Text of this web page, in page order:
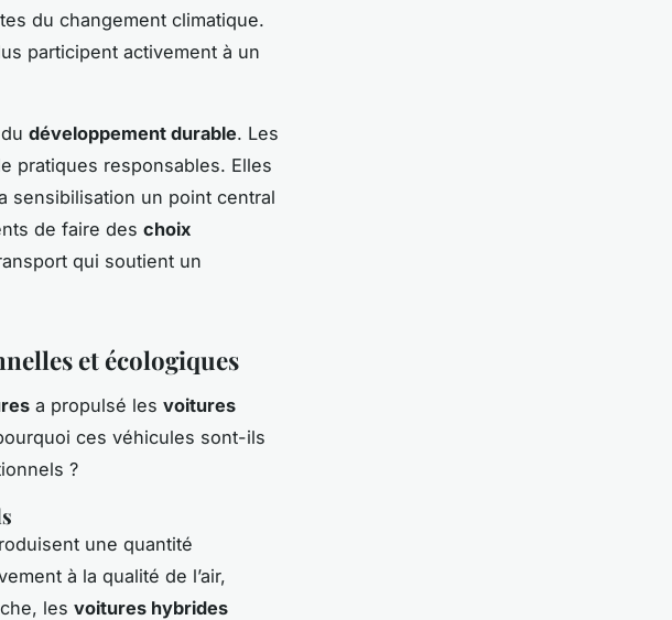
du changement climatique.
participent activement à un
développement durable. Les
pratiques responsables. Elles
sensibilisation un point central
de faire des choix
qui soutient un
et écologiques
a propulsé les voitures
ces véhicules sont-ils
?
une quantité
à la qualité de l’air,
les voitures hybrides